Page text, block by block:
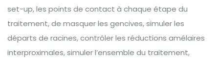
set-up, les points de contact à chaque étape du
traitement, de masquer les gencives, simuler les
départs de racines, contrôler les réductions amélaires
interproximales, simuler l’ensemble du traitement,